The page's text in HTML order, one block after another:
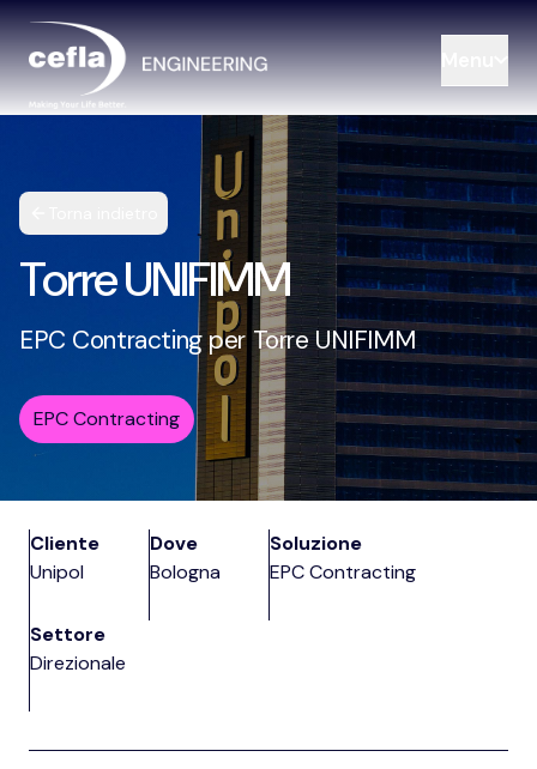
Torre UNIFIMM
EPC Contracting per Torre UNIFIMM
EPC Contracting
Cliente
Unipol
Dove
Bologna
Soluzione
EPC Contracting
Settore
Direzionale